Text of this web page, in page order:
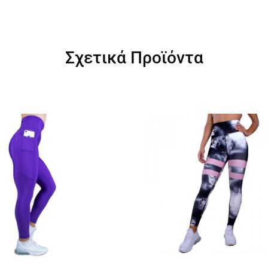
Σχετικά Προϊόντα